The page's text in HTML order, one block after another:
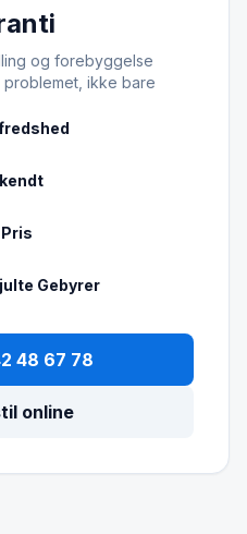
og forebyggelse
problemet, ikke bare
Gebyrer
48 67 78
online